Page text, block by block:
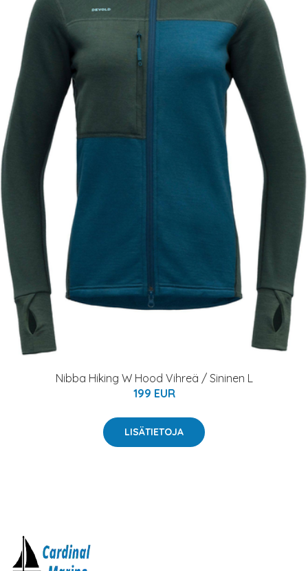
Nibba Hiking W Hood Vihreä / Sininen L
199 EUR
LISÄTIETOJA